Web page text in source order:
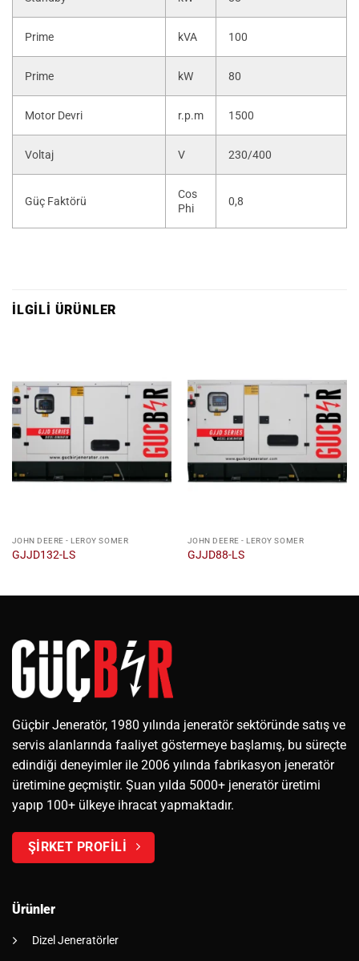
Prime kVA 100
Prime kW 80
Motor Devri r.p.m 1500
Voltaj V 230/400
Güç Faktörü
Cos
Phi
0,8
İLGILI ÜRÜNLER
JOHN DEERE - LEROY SOMER
GJJD132-LS
JOHN DEERE - LEROY SOMER
GJJD88-LS
Güçbir Jeneratör, 1980 yılında jeneratör sektöründe satış ve
servis alanlarında faaliyet göstermeye başlamış, bu süreçte
edindiği deneyimler ile 2006 yılında fabrikasyon jeneratör
üretimine geçmiştir. Şuan yılda 5000+ jeneratör üretimi
yapıp 100+ ülkeye ihracat yapmaktadır.
ŞİRKET PROFİLİ
Ürünler
Dizel Jeneratörler